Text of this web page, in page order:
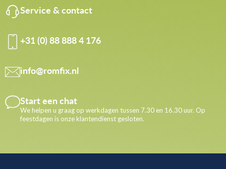
Service & contact
+31 (0) 88 888 4 176
info@romfix.nl
Start een chat
We helpen u graag op werkdagen tussen 7.30 en 16.30 uur. Op
feestdagen is onze klantendienst gesloten.